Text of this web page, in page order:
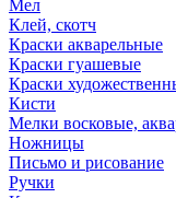
Мел
Клей, скотч
Краски акварельные
Краски гуашевые
Краски
Кисти
Мелки восковые,
Ножницы
Письмо и рисование
Ручки